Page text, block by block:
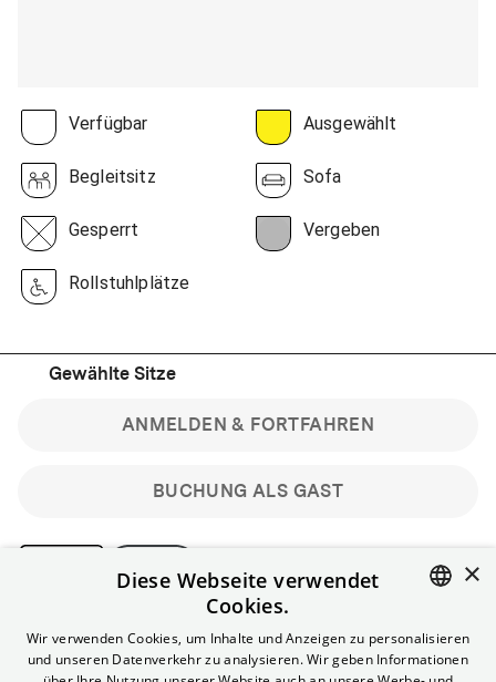
Verfügbar Ausgewählt
Begleitsitz Sofa
Gesperrt Vergeben
Rollstuhlplätze
Gewählte Sitze
BUCHUNG ALS GAST
ANMELDEN & FORTFAHREN
Bitte beachte: Gastbuchungen sind nicht stornierbar.
Registriere dich kostenlos für bis zu 90 min vor Filmbeginn
stornierbare Tickets für reguläre Vorstellungen.
ENGLISH
×
Diese Webseite verwendet
Cookies.
Wir verwenden Cookies, um Inhalte und Anzeigen zu personalisieren
und unseren Datenverkehr zu analysieren. Wir geben Informationen